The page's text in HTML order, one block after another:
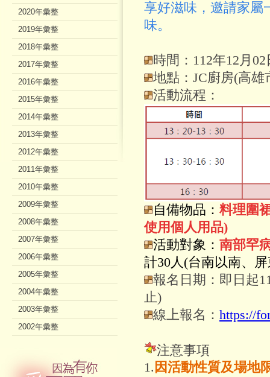
享好滋味，邀請家屬
味。
時間：112年12月
地點：JC廚房(高雄
活動流程：
自備物品： 料理圍
使用個人用品)
活動對象 ： 南部罕
計30人(台南以南、
報名日期：即日起
止)
線上報名： https://
注意事項
1. 因活動性質及場地
2020年彙整
2019年彙整
2018年彙整
2017年彙整
2016年彙整
2015年彙整
2014年彙整
2013年彙整
2012年彙整
2011年彙整
2010年彙整
2009年彙整
2008年彙整
2007年彙整
2006年彙整
2005年彙整
2004年彙整
2003年彙整
2002年彙整